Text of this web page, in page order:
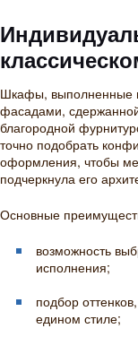
Шкафы, выполненные
фасадами,
благородной
точно подобрать
оформления, чтобы
подчеркнула его
Основные
возможность
исполнения;
подбор
едином стиле;